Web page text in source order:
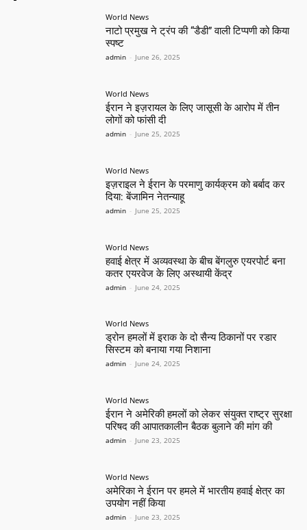
World News
नाटो प्रमुख ने ट्रंप की “डैडी” वाली टिप्पणी को किया
स्पष्ट
admin - June 26, 2025
World News
ईरान ने इज़रायल के लिए जासूसी के आरोप में तीन
लोगों को फांसी दी
admin - June 25, 2025
World News
इज़राइल ने ईरान के परमाणु कार्यक्रम को बर्बाद कर
दिया: बेंजामिन नेतन्याहू
admin - June 25, 2025
World News
हवाई क्षेत्र में अव्यवस्था के बीच बेंगलुरु एयरपोर्ट बना
कतर एयरवेज के लिए अस्थायी केंद्र
admin - June 24, 2025
World News
ड्रोन हमलों में इराक के दो सैन्य ठिकानों पर रडार
सिस्टम को बनाया गया निशाना
admin - June 24, 2025
World News
ईरान ने अमेरिकी हमलों को लेकर संयुक्त राष्ट्र सुरक्षा
परिषद की आपातकालीन बैठक बुलाने की मांग की
admin - June 23, 2025
World News
अमेरिका ने ईरान पर हमले में भारतीय हवाई क्षेत्र का
उपयोग नहीं किया
admin - June 23, 2025